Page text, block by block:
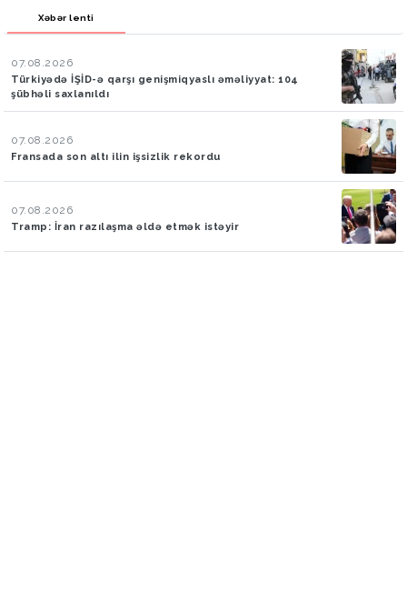
Xəbər lenti
07.08.2026
Türkiyədə İŞİD-ə qarşı genişmiqyaslı əməliyyat: 104
şübhəli saxlanıldı
07.08.2026
Fransada son altı ilin işsizlik rekordu
07.08.2026
Tramp: İran razılaşma əldə etmək istəyir